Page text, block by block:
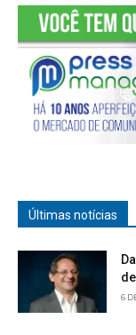
Últimas notícias
6